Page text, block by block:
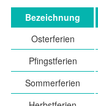
Unterrichtsfreie
Schulleben
Bezeichnung
Osterferien
Pfingstferien
Sommerferien